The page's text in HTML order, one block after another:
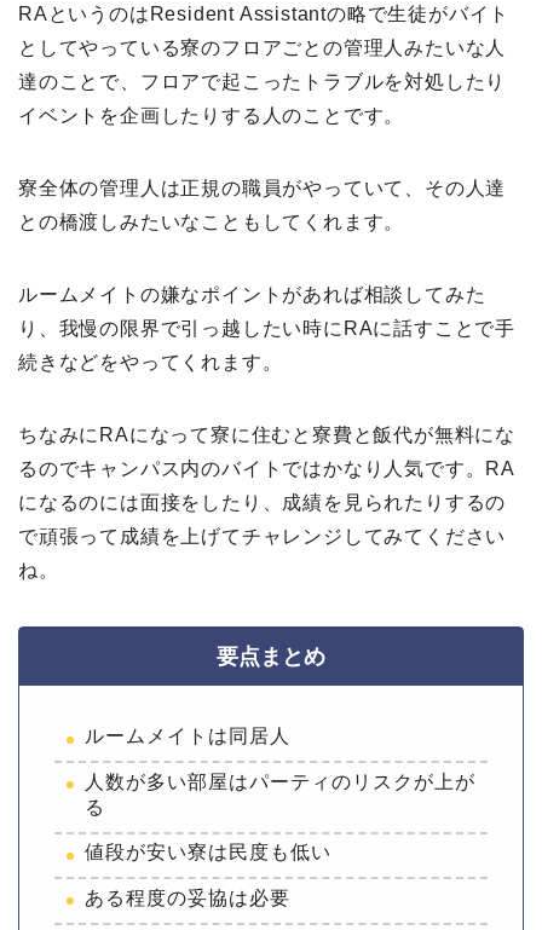
RAというのはResident Assistantの略で生徒がバイト
としてやっている寮のフロアごとの管理人みたいな人
達のことで、フロアで起こったトラブルを対処したり
イベントを企画したりする人のことです。
寮全体の管理人は正規の職員がやっていて、その人達
との橋渡しみたいなこともしてくれます。
ルームメイトの嫌なポイントがあれば相談してみた
り、我慢の限界で引っ越したい時にRAに話すことで手
続きなどをやってくれます。
ちなみにRAになって寮に住むと寮費と飯代が無料にな
るのでキャンパス内のバイトではかなり人気です。RA
になるのには面接をしたり、成績を見られたりするの
で頑張って成績を上げてチャレンジしてみてください
ね。
要点まとめ
ルームメイトは同居人
人数が多い部屋はパーティのリスクが上が
る
値段が安い寮は民度も低い
ある程度の妥協は必要